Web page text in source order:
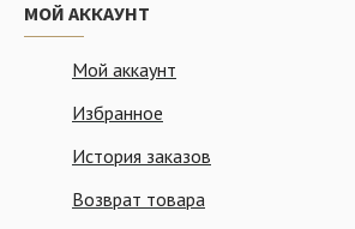
МОЙ АККАУНТ
Мой аккаунт
Избранное
История заказов
Возврат товара